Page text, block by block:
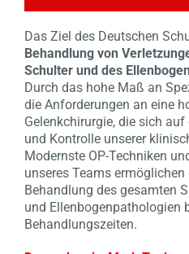
Das Ziel des Deutschen
Behandlung von
Schulter und des
Durch das hohe Maß an
die Anforderungen an eine
Gelenkchirurgie, die sich
und Kontrolle unserer
Modernste OP-Techniken
unseres Teams
Behandlung des gesamten
und Ellenbogenpathologien
Behandlungszeiten.